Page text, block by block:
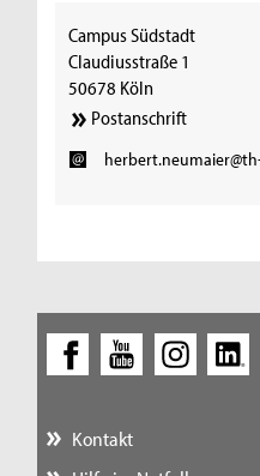
Campus Südstadt
Claudiusstraße 1
50678 Köln
Postanschrift
Kontakt